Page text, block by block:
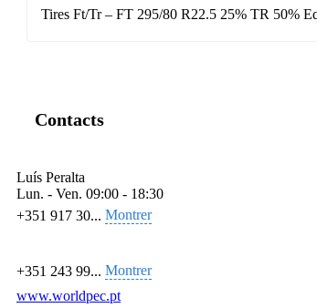
Tires Ft/Tr – FT 295/80 R22.5 25% TR 50%
Contacts
Luís Peralta
Lun. - Ven. 09:00 - 18:30
+351 917 30... Montrer
+351 243 99... Montrer
www.worldpec.pt